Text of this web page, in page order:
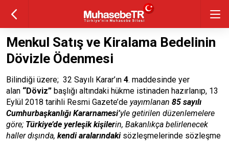
Menkul Satış ve Kiralama Bedelinin
Dövizle Ödenmesi
Bilindiği üzere; 32 Sayılı Karar’ın 4. maddesinde yer
alan “Döviz” başlığı altındaki hükme istinaden hazırlanıp, 13
Eylül 2018 tarihli Resmi Gazete’de yayımlanan 85 sayılı
Cumhurbaşkanlığı Kararnamesi’yle getirilen düzenlemelere
göre; Türkiye’de yerleşik kişilerin, Bakanlıkça belirlenecek
haller dışında, kendi aralarındakisözleşmelerinde sözleşme